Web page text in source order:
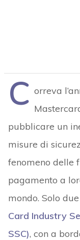
C orreva
pubblicare un
misure di
fenomeno delle
pagamento a
mondo. Solo
Card Industry
SSC), con a